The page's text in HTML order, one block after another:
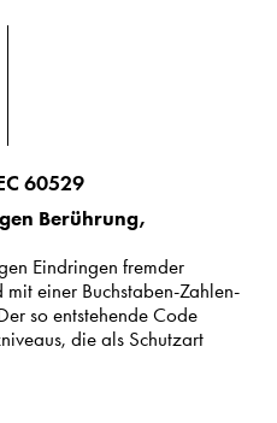
60529
Berührung,
Eindringen fremder
einer Buchstaben-Zahlen-
so entstehende Code
die als Schutzart